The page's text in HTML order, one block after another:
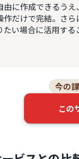
由に作成できるう
作だけで完結。さ
たい場合に活用す
今の
この